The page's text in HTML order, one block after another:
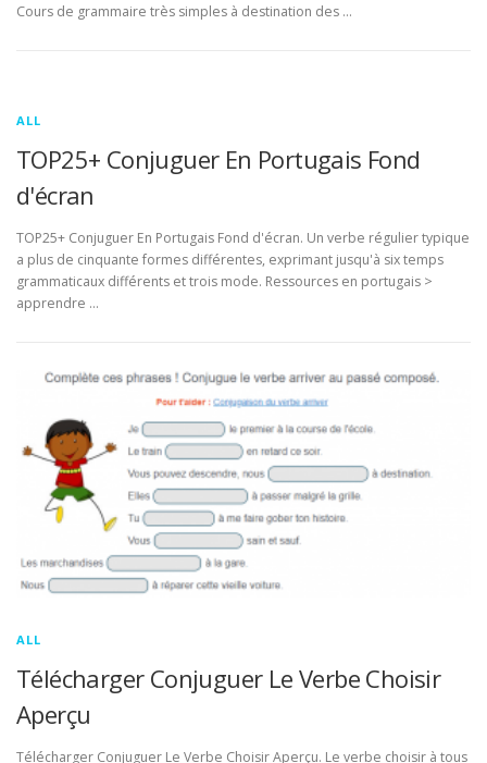
Cours de grammaire très simples à destination des …
ALL
TOP25+ Conjuguer En Portugais Fond
d'écran
TOP25+ Conjuguer En Portugais Fond d'écran. Un verbe régulier typique
a plus de cinquante formes différentes, exprimant jusqu'à six temps
grammaticaux différents et trois mode. Ressources en portugais >
apprendre …
ALL
Télécharger Conjuguer Le Verbe Choisir
Aperçu
Télécharger Conjuguer Le Verbe Choisir Aperçu. Le verbe choisir à tous